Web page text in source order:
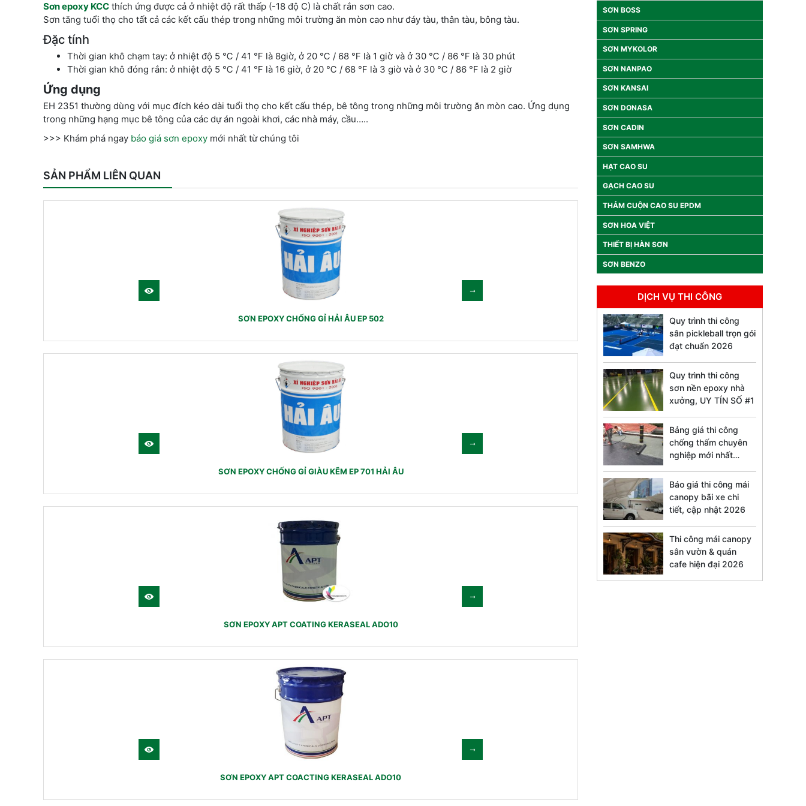
Sơn epoxy KCC thích ứng được cả ở nhiệt độ rất thấp (-18 độ C) là chất rắn sơn cao.
Sơn tăng tuổi thọ cho tất cả các kết cấu thép trong những môi trường ăn mòn cao như đáy tàu, thân tàu, bông tàu.
Đặc tính
Thời gian khô chạm tay: ở nhiệt độ 5 ℃ / 41 ℉ là 8giờ, ở 20 ℃ / 68 ℉ là 1 giờ và ở 30 ℃ / 86 ℉ là 30 phút
Thời gian khô đóng rắn: ở nhiệt độ 5 ℃ / 41 ℉ là 16 giờ, ở 20 ℃ / 68 ℉ là 3 giờ và ở 30 ℃ / 86 ℉ là 2 giờ
Ứng dụng
EH 2351 thường dùng với mục đích kéo dài tuổi thọ cho kết cấu thép, bê tông trong những môi trường ăn mòn cao. Ứng dụng
trong những hạng mục bê tông của các dự án ngoài khơi, các nhà máy, cầu…..
>>> Khám phá ngay báo giá sơn epoxy mới nhất từ chúng tôi
SẢN PHẨM LIÊN QUAN
SƠN EPOXY CHỐNG GỈ HẢI ÂU EP 502
SƠN EPOXY CHỐNG GỈ GIÀU KẼM EP 701 HẢI ÂU
SƠN EPOXY APT COATING KERASEAL ADO10
SƠN EPOXY APT COACTING KERASEAL ADO10
SƠN BOSS
SƠN SPRING
SƠN MYKOLOR
SƠN NANPAO
SƠN KANSAI
SƠN DONASA
SƠN CADIN
SƠN SAMHWA
HẠT CAO SU
GẠCH CAO SU
THẢM CUỘN CAO SU EPDM
SƠN HOA VIỆT
THIẾT BỊ HÀN SƠN
SƠN BENZO
DỊCH VỤ THI CÔNG
Quy trình thi công
sân pickleball trọn gói
đạt chuẩn 2026
Quy trình thi công
sơn nền epoxy nhà
xưởng, UY TÍN SỐ #1
Bảng giá thi công
chống thấm chuyên
nghiệp mới nhất
Báo giá thi công mái
canopy bãi xe chi
tiết, cập nhật 2026
Thi công mái canopy
sân vườn & quán
cafe hiện đại 2026